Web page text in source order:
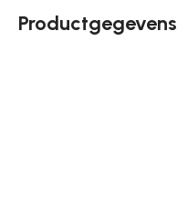
Productgegevens